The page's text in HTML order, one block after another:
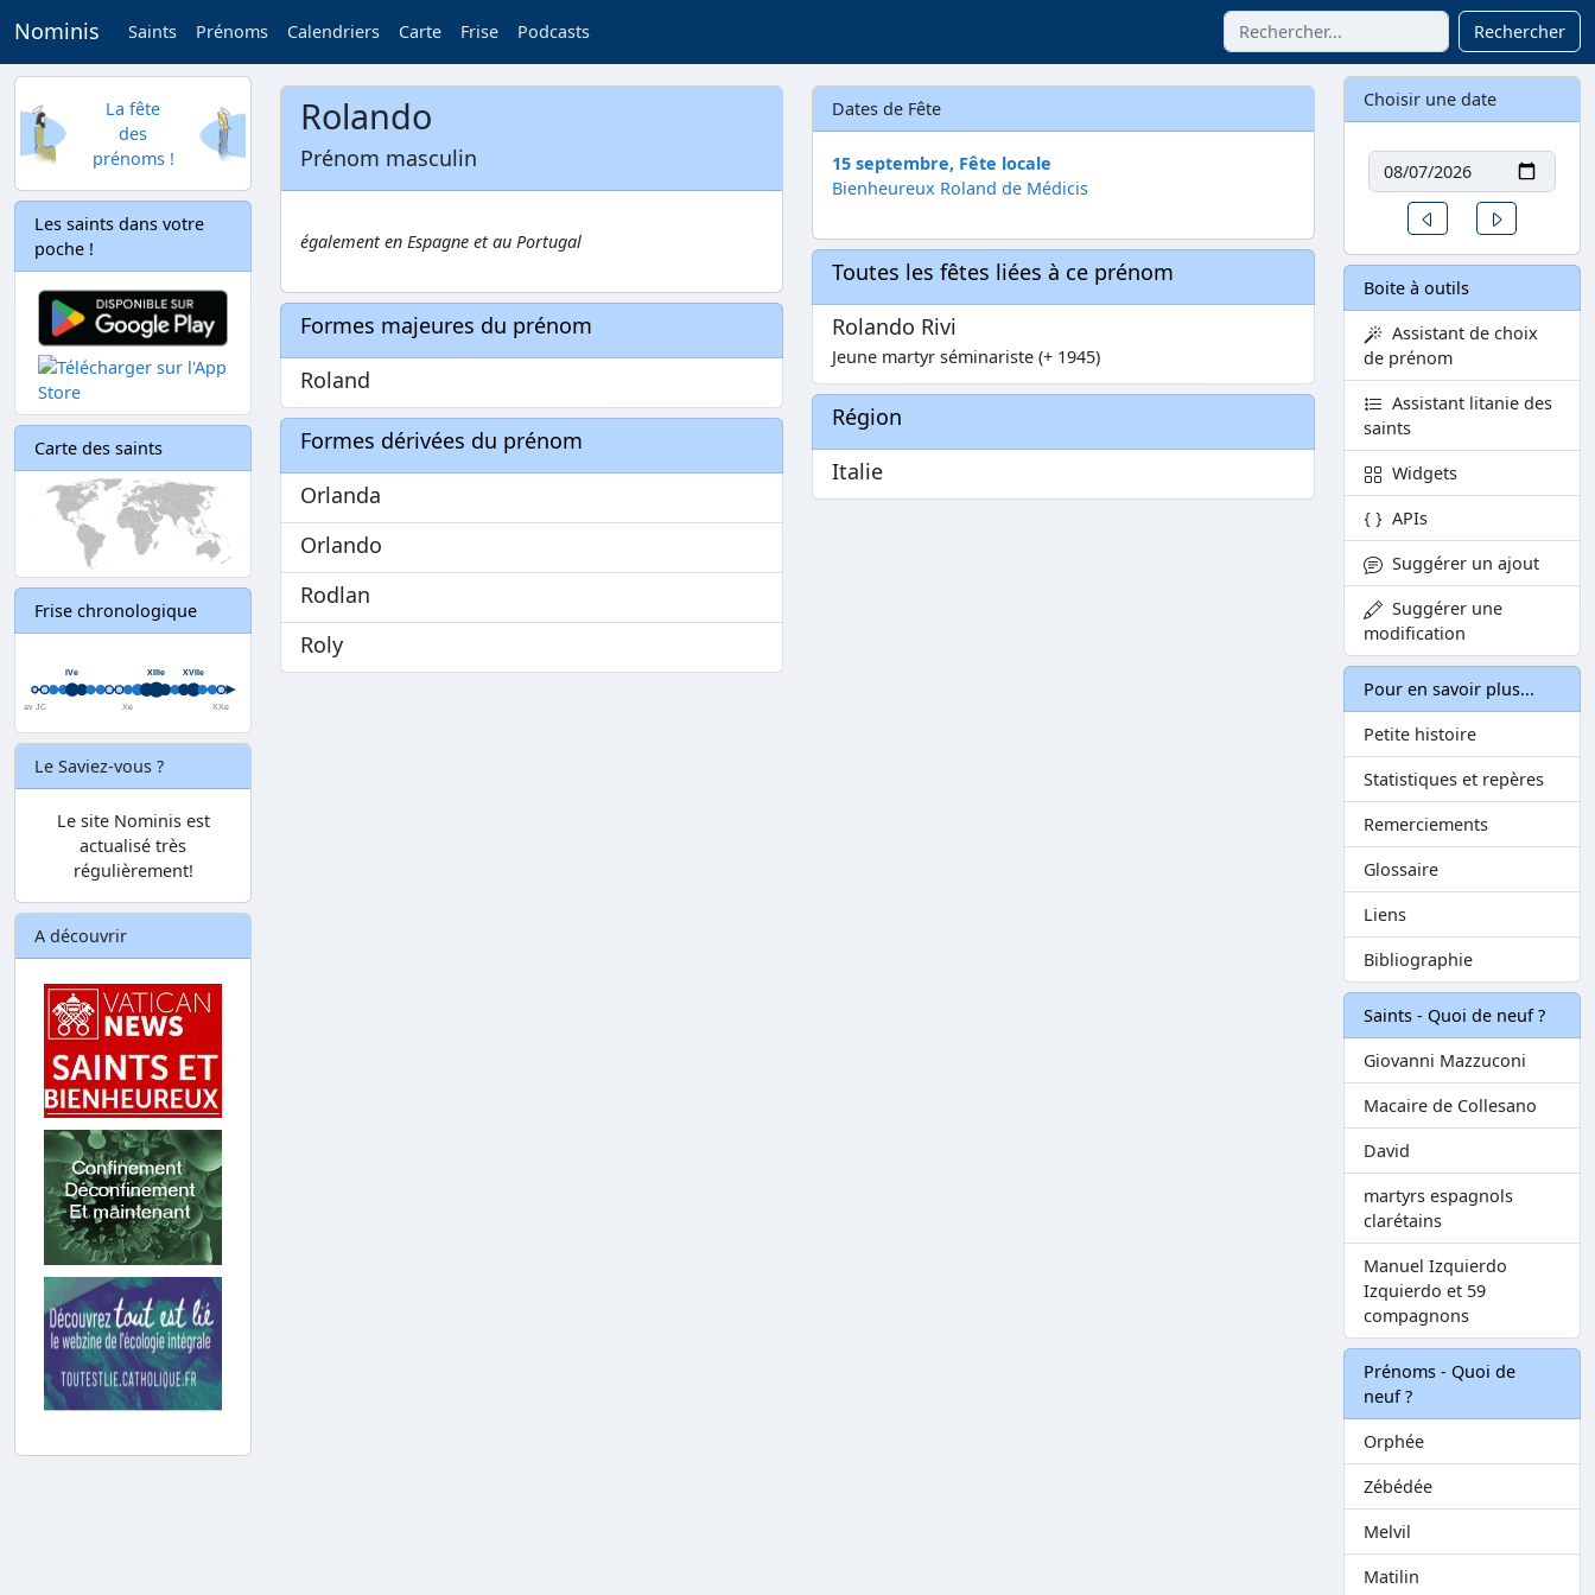
Nominis Saints Prénoms Calendriers Carte Frise Podcasts Rechercher
La fête
des
prénoms !
Les saints dans votre
poche !
Carte des saints
Frise chronologique
Le Saviez-vous ?
Le site Nominis est
actualisé très
régulièrement!
A découvrir
Rolando
Prénom masculin
également en Espagne et au Portugal
Formes majeures du prénom
Roland
Formes dérivées du prénom
Orlanda
Orlando
Rodlan
Roly
Dates de Fête
15 septembre, Fête locale
Bienheureux Roland de Médicis
Toutes les fêtes liées à ce prénom
Rolando Rivi
Jeune martyr séminariste (+ 1945)
Région
Italie
Choisir une date
Date
Un jour avant
Boite à outils
Assistant de choix
de prénom
Assistant litanie des
saints
Widgets
APIs
Suggérer un ajout
Suggérer une
modification
Pour en savoir plus...
Petite histoire
Statistiques et repères
Remerciements
Glossaire
Liens
Bibliographie
Saints - Quoi de neuf ?
Giovanni Mazzuconi
Macaire de Collesano
David
martyrs espagnols
clarétains
Manuel Izquierdo
Izquierdo et 59
compagnons
Prénoms - Quoi de
neuf ?
Orphée
Zébédée
Melvil
Matilin